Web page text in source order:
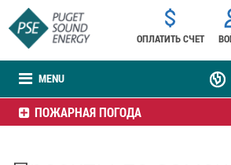
MENU
ОПЛАТИТЬ СЧЕТ
ПОЖАРНАЯ ПОГОДА